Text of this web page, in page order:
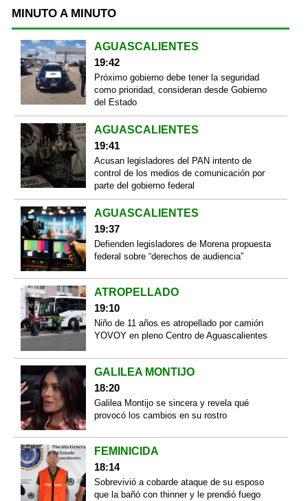
MINUTO A MINUTO
AGUASCALIENTES
19:42
Próximo gobierno debe tener la seguridad
como prioridad, consideran desde Gobierno
del Estado
AGUASCALIENTES
19:41
Acusan legisladores del PAN intento de
control de los medios de comunicación por
parte del gobierno federal
AGUASCALIENTES
19:37
Defienden legisladores de Morena propuesta
federal sobre “derechos de audiencia”
ATROPELLADO
19:10
Niño de 11 años es atropellado por camión
YOVOY en pleno Centro de Aguascalientes
GALILEA MONTIJO
18:20
Galilea Montijo se sincera y revela qué
provocó los cambios en su rostro
FEMINICIDA
18:14
Sobrevivió a cobarde ataque de su esposo
que la bañó con thinner y le prendió fuego